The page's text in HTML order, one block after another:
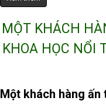
MỘT KHÁCH
KHOA HỌC NỔI
Một khách hàng ấn